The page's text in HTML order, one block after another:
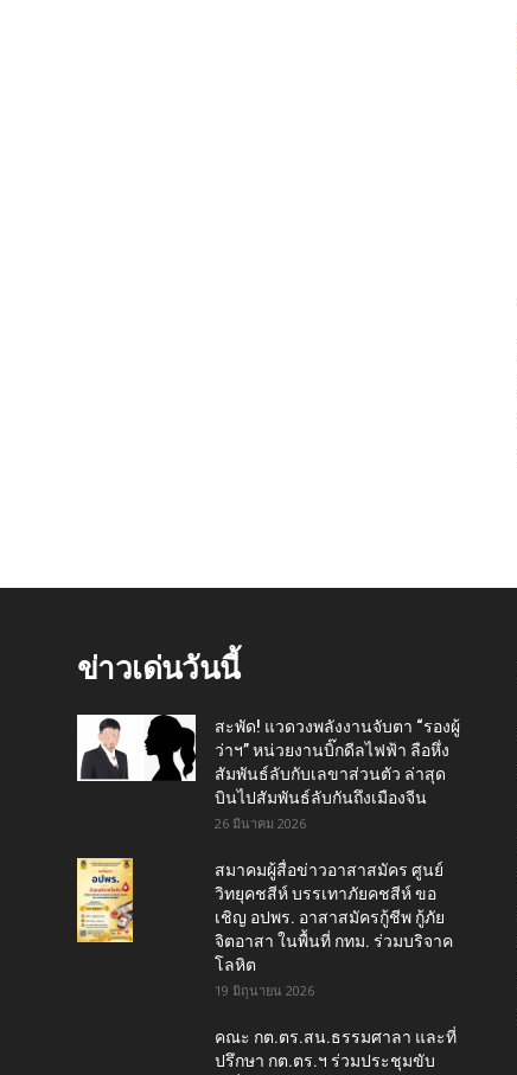
ข่าวเด่นวันนี้
สะพัด! แวดวงพลังงานจับตา “รองผู้
ว่าฯ” หน่วยงานบิ๊กดีลไฟฟ้า ลือหึ่ง
สัมพันธ์ลับกับเลขาส่วนตัว ล่าสุด
บินไปสัมพันธ์ลับกันถึงเมืองจีน
26 มีนาคม 2026
สมาคมผู้สื่อข่าวอาสาสมัคร ศูนย์
วิทยุคชสีห์ บรรเทาภัยคชสีห์ ขอ
เชิญ อปพร. อาสาสมัครกู้ชีพ กู้ภัย
จิตอาสา ในพื้นที่ กทม. ร่วมบริจาค
โลหิต
19 มิถุนายน 2026
คณะ กต.ตร.สน.ธรรมศาลา และที่
ปรึกษา กต.ตร.ฯ ร่วมประชุมขับ